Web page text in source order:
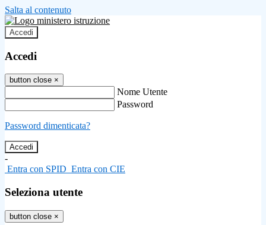
Salta al contenuto
Accedi
Accedi
button close ×
Nome Utente
Password
Password dimenticata?
-
Entra con SPID Entra con CIE
Seleziona utente
button close ×